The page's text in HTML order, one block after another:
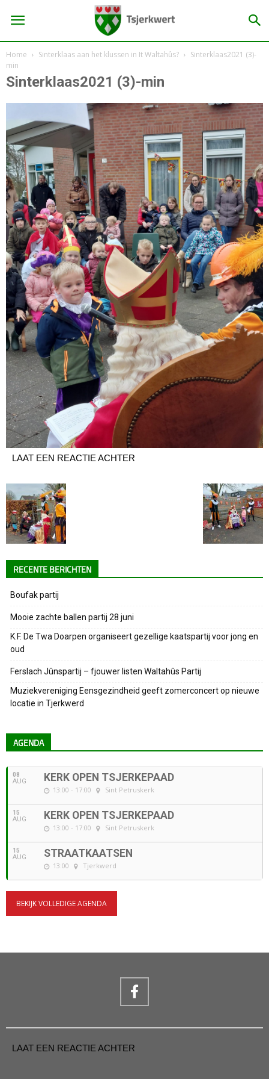
Home Sinterklaas aan het klussen in It Waltahûs?
Sinterklaas2021 (3)-
min
Sinterklaas2021 (3)-min
LAAT EEN REACTIE ACHTER
RECENTE BERICHTEN
Boufak partij
Mooie zachte ballen partij 28 juni
K.F. De Twa Doarpen organiseert gezellige kaatspartij voor jong en
oud
Ferslach Jûnspartij – fjouwer listen Waltahûs Partij
Muziekvereniging Eensgezindheid geeft zomerconcert op nieuwe
locatie in Tjerkwerd
AGENDA
08
AUG KERK OPEN TSJERKEPAAD
13:00 - 17:00 Sint Petruskerk
15
AUG KERK OPEN TSJERKEPAAD
13:00 - 17:00 Sint Petruskerk
15
AUG STRAATKAATSEN
13:00 Tjerkwerd
BEKIJK VOLLEDIGE AGENDA
LAAT EEN REACTIE ACHTER